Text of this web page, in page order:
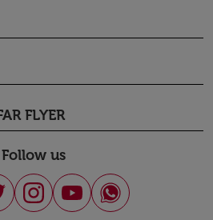
FLYER
Follow us